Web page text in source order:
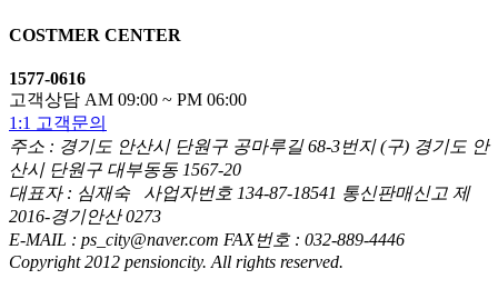
COSTMER CENTER
1577-0616
고객상담 AM 09:00 ~ PM 06:00
1:1 고객문의
주소 : 경기도 안산시 단원구 공마루길 68-3번지 (구) 경기도 안
산시 단원구 대부동동 1567-20
대표자 : 심재숙 사업자번호 134-87-18541 통신판매신고 제
2016-경기안산 0273
E-MAIL : ps_city@naver.com FAX번호 : 032-889-4446
Copyright 2012 pensioncity. All rights reserved.